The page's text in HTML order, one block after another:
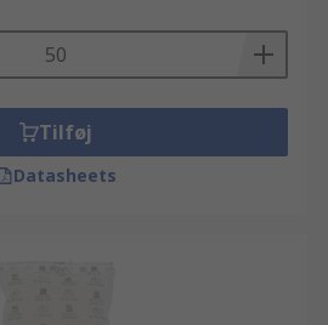
Tilføj
Datasheets